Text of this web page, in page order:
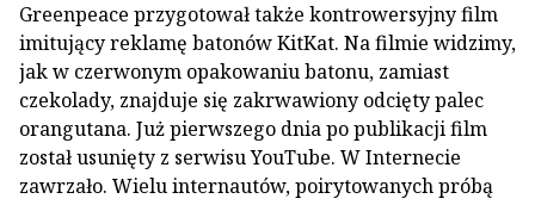
Greenpeace przygotował także kontrowersyjny film
imitujący reklamę batonów KitKat. Na filmie widzimy,
jak w czerwonym opakowaniu batonu, zamiast
czekolady, znajduje się zakrwawiony odcięty palec
orangutana. Już pierwszego dnia po publikacji film
został usunięty z serwisu YouTube. W Internecie
zawrzało. Wielu internautów, poirytowanych próbą